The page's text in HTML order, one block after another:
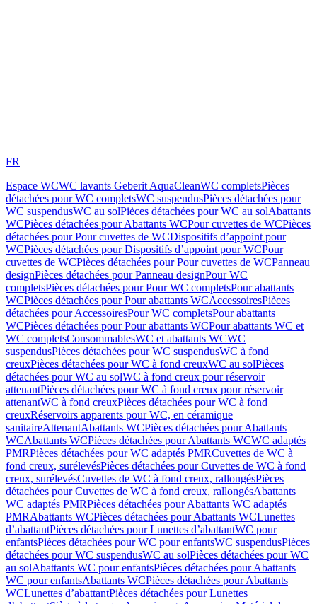
FR
Espace WCWC lavants Geberit AquaCleanWC completsPièces
détachées pour WC completsWC suspendusPièces détachées pour
WC suspendusWC au solPièces détachées pour WC au solAbattants
WCPièces détachées pour Abattants WCPour cuvettes de WCPièces
détachées pour Pour cuvettes de WCDispositifs d’appoint pour
WCPièces détachées pour Dispositifs d’appoint pour WCPour
cuvettes de WCPièces détachées pour Pour cuvettes de WCPanneau
designPièces détachées pour Panneau designPour WC
completsPièces détachées pour Pour WC completsPour abattants
WCPièces détachées pour Pour abattants WCAccessoiresPièces
détachées pour AccessoiresPour WC completsPour abattants
WCPièces détachées pour Pour abattants WCPour abattants WC et
WC completsConsommablesWC et abattants WCWC
suspendusPièces détachées pour WC suspendusWC à fond
creuxPièces détachées pour WC à fond creuxWC au solPièces
détachées pour WC au solWC à fond creux pour réservoir
attenantPièces détachées pour WC à fond creux pour réservoir
attenantWC à fond creuxPièces détachées pour WC à fond
creuxRéservoirs apparents pour WC, en céramique
sanitaireAttenantAbattants WCPièces détachées pour Abattants
WCAbattants WCPièces détachées pour Abattants WCWC adaptés
PMRPièces détachées pour WC adaptés PMRCuvettes de WC à
fond creux, surélevésPièces détachées pour Cuvettes de WC à fond
creux, surélevésCuvettes de WC à fond creux, rallongésPièces
détachées pour Cuvettes de WC à fond creux, rallongésAbattants
WC adaptés PMRPièces détachées pour Abattants WC adaptés
PMRAbattants WCPièces détachées pour Abattants WCLunettes
d’abattantPièces détachées pour Lunettes d’abattantWC pour
enfantsPièces détachées pour WC pour enfantsWC suspendusPièces
détachées pour WC suspendusWC au solPièces détachées pour WC
au solAbattants WC pour enfantsPièces détachées pour Abattants
WC pour enfantsAbattants WCPièces détachées pour Abattants
WCLunettes d’abattantPièces détachées pour Lunettes